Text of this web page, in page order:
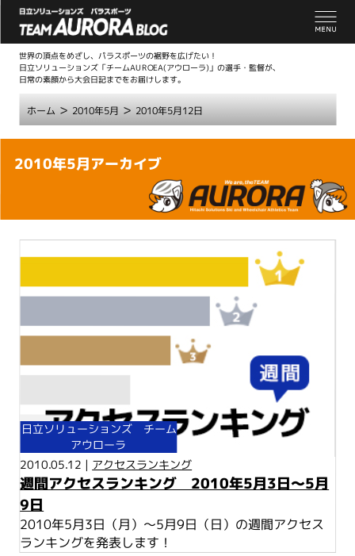
世界の頂点をめざし、パラスポーツの裾野を広げたい！
日立ソリューションズ「チームAUROEA(アウローラ)」の選手・監督が、
日常の素顔から大会日記までをお届けします。
ホーム > 2010年5月 > 2010年5月12日
本
2010年5月アーカイブ
日立ソリューションズ チーム
アウローラ
2010.05.12 | アクセスランキング
週間アクセスランキング 2010年5月3日～5月
9日
2010年5月3日（月）～5月9日（日）の週間アクセス
ランキングを発表します！